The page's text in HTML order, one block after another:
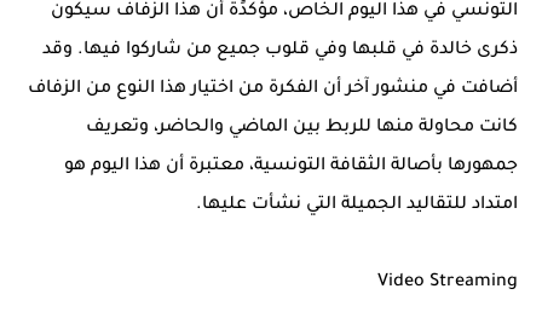
التونسي في هذا اليوم الخاص، مؤكدًة أن هذا الزفاف سيكون
ذكرى خالدة في قلبها وفي قلوب جميع من شاركوا فيها. وقد
أضافت في منشور آخر أن الفكرة من اختيار هذا النوع من الزفاف
كانت محاولة منها للربط بين الماضي والحاضر، وتعريف
جمهورها بأصالة الثقافة التونسية، معتبرة أن هذا اليوم هو
امتداد للتقاليد الجميلة التي نشأت عليها.
Video Streaming